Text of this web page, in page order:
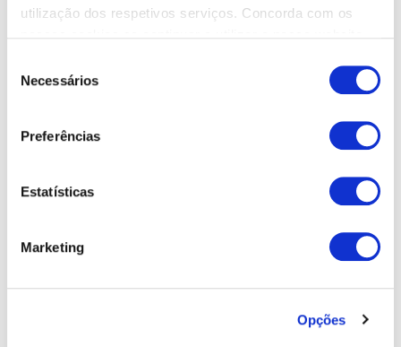
utilização dos respetivos serviços. Concorda com os
Necessários
Preferências
Estatísticas
Marketing
Opções